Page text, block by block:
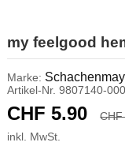
my feelgood
Marke:
Artikel-Nr. 9807140-
CHF 5.90
inkl. MwSt.